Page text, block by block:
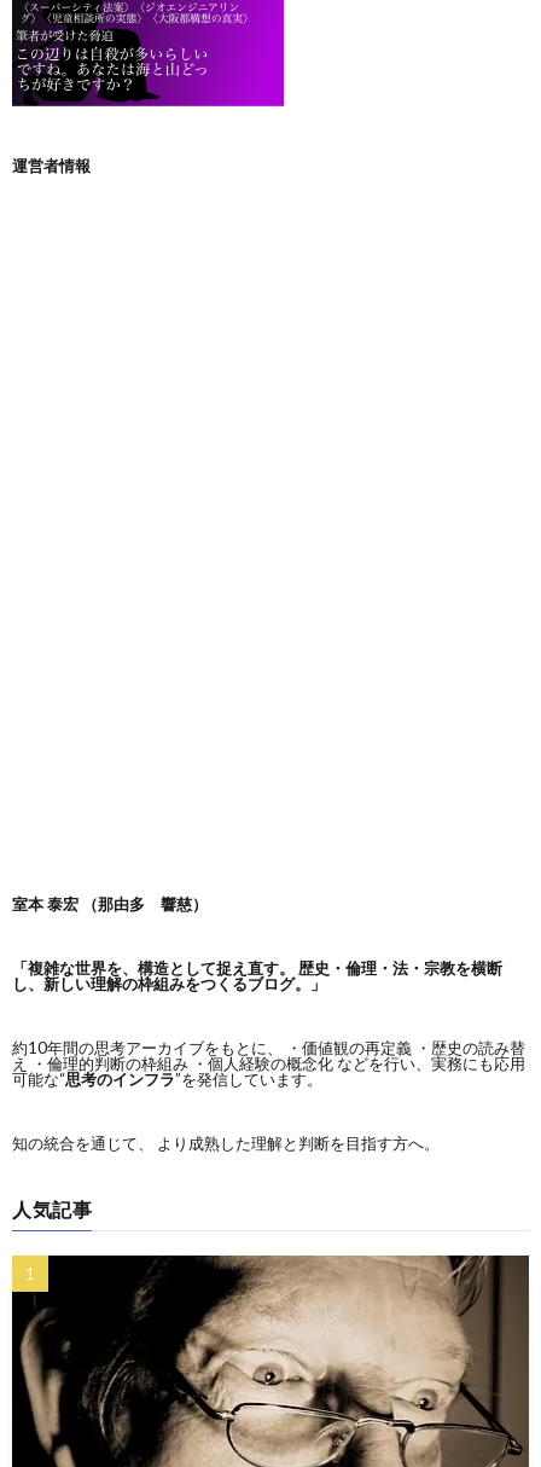
運営者情報
室本 泰宏 （那由多 響慈）
「複雑な世界を、構造として捉え直す。
歴史・倫理・法・宗教を横断
し、新しい理解の枠組みをつくるブログ。」
約10年間の思考アーカイブをもとに、 ・価値観の再定義 ・歴史の読み替
え ・倫理的判断の枠組み ・個人経験の概念化 などを行い、実務にも応用
可能な“思考のインフラ”を発信しています。
知の統合を通じて、 より成熟した理解と判断を目指す方へ。
人気記事